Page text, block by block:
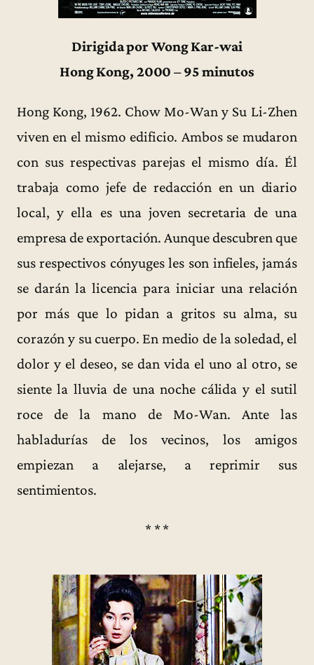
Dirigida por Wong Kar-wai
Hong Kong, 2000 – 95 minutos
Hong Kong, 1962. Chow Mo-Wan y Su Li-Zhen
viven en el mismo edificio. Ambos se mudaron
con sus respectivas parejas el mismo día. Él
trabaja como jefe de redacción en un diario
local, y ella es una joven secretaria de una
empresa de exportación. Aunque descubren que
sus respectivos cónyuges les son infieles, jamás
se darán la licencia para iniciar una relación
por más que lo pidan a gritos su alma, su
corazón y su cuerpo. En medio de la soledad, el
dolor y el deseo, se dan vida el uno al otro, se
siente la lluvia de una noche cálida y el sutil
roce de la mano de Mo-Wan. Ante las
habladurías de los vecinos, los amigos
empiezan a alejarse, a reprimir sus
sentimientos.
* * *